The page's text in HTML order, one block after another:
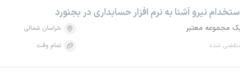
نیرو آشنا به نرم افزار حسابداری در بجنورد
مجموعه معتبر
شده
خراسان شمالی
تمام وقت